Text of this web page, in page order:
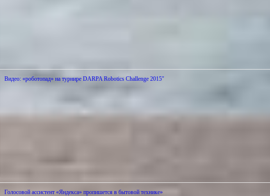
Видео: «роботопад» на турнире DARPA Robotics Challenge 2015″
Голосовой ассистент «Яндекса» пропишется в бытовой технике»